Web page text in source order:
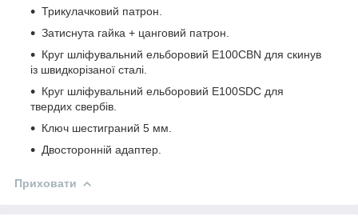
Трикулачковий патрон.
Затиснута гайка + цанговий патрон.
Круг шліфувальний ельборовий E100CBN для скинув
із швидкорізаної сталі.
Круг шліфувальний ельборовий E100SDC для
твердих свербів.
Ключ шестиграний 5 мм.
Двосторонній адаптер.
Приховати